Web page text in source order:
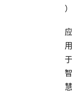
）
应
用
于
智
慧